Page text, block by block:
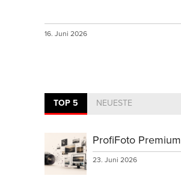
16. Juni 2026
TOP 5 NEUESTE
ProfiFoto Premium
23. Juni 2026